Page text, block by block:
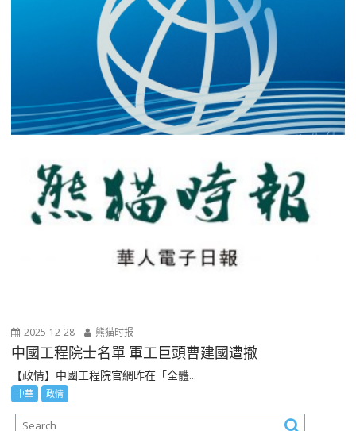
2025-12-28 熊猫时报
中國工程院士名單 軍工巨頭曹建國遭撤
【政情】中國工程院官網昨在「全體...
中華 政情